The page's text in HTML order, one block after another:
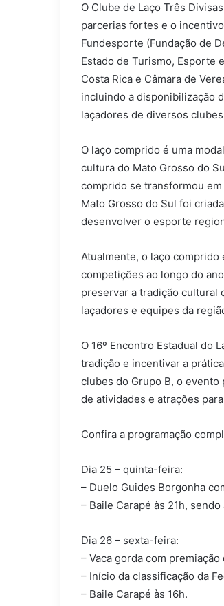
O Clube de Laço Três
parcerias fortes e o
Fundesporte (Fundação de
Estado de Turismo, Esporte
Costa Rica e Câmara de
incluindo a disponibilização
laçadores de diversos
O laço comprido é uma
cultura do Mato Grosso do
comprido se transformou
Mato Grosso do Sul foi
desenvolver o esporte
Atualmente, o laço comprido
competições ao longo do
preservar a tradição cultural
laçadores e equipes da
O 16º Encontro Estadual do
tradição e incentivar a
clubes do Grupo B, o
de atividades e atrações
Confira a programação
Dia 25 – quinta-feira:
– Duelo Guides Borgonha
– Baile Carapé às 21h,
Dia 26 – sexta-feira:
– Vaca gorda com
– Início da classificação da
– Baile Carapé às 16h.